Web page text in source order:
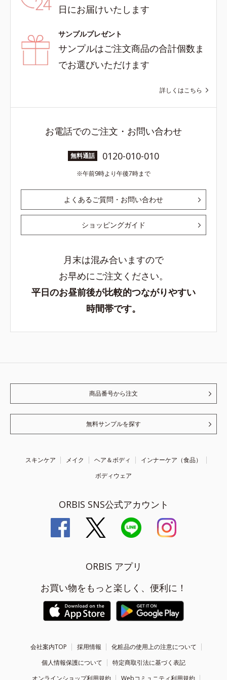
日にお届けいたします
サンプルプレゼント
サンプルはご注文商品の合計個数ま
でお選びいただけます
詳しくはこちら
お電話でのご注文・お問い合わせ
無料通話 0120-010-010
午前9時より午後7時まで
よくあるご質問・お問い合わせ
ショッピングガイド
月末は混み合いますので
お早めにご注文ください。
平日のお昼前後が比較的つながりやすい
時間帯です。
商品番号から注文
無料サンプルを探す
スキンケア メイク ヘア＆ボディ
インナーケア（食品）
ボディウェア
ORBIS SNS公式アカウント
ORBIS アプリ
お買い物をもっと楽しく、便利に！
会社案内TOP 採用情報
化粧品の使用上の注意について
個人情報保護について
特定商取引法に基づく表記